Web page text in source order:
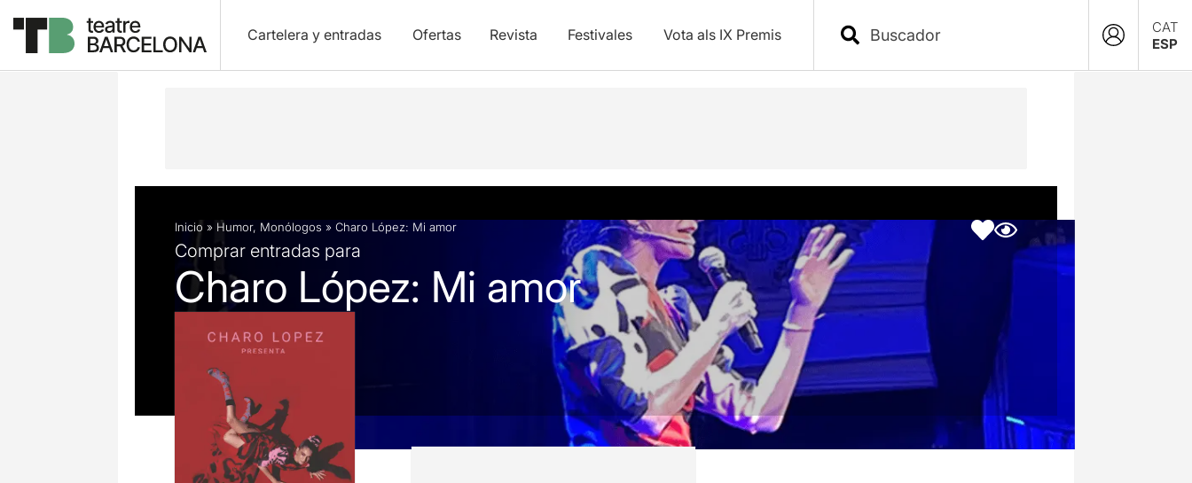
Cartelera y entradas Ofertas Revista Festivales Vota als IX Premis
CAT
ESP
Descripción Ficha artística Fotos y vídeos
Inicio » Humor, Monólogos » Charo López: Mi amor
Comprar entradas para
Charo López: Mi amor